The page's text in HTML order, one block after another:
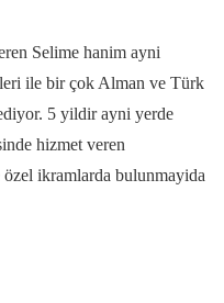
Selime hanim ayni
ile bir çok Alman ve Türk
5 yildir ayni yerde
hizmet veren
ikramlarda bulunmayida